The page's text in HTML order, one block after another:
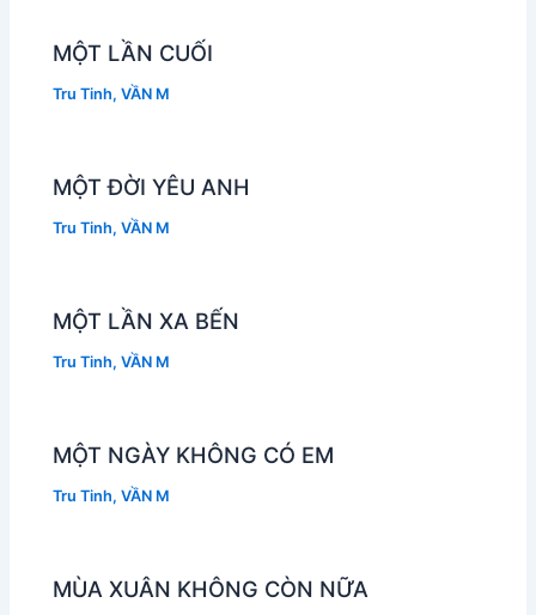
MỘT LẦN CUỐI
Tru Tinh,VẦN M
MỘT ĐỜI YÊU ANH
Tru Tinh,VẦN M
MỘT LẦN XA BẾN
Tru Tinh,VẦN M
MỘT NGÀY KHÔNG CÓ EM
Tru Tinh,VẦN M
MÙA XUÂN KHÔNG CÒN NỮA